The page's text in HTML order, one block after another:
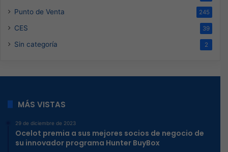
Punto de Venta 245
CES 39
Sin categoría 2
MÁS VISTAS
29 de diciembre de 2023
Ocelot premia a sus mejores socios de negocio de
su innovador programa Hunter BuyBox